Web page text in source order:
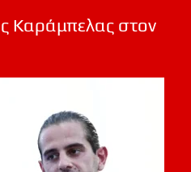
Καράμπελας στον